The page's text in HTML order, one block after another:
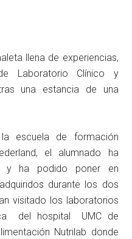
llena de experiencias,
Laboratorio Clínico y
una estancia de una
escuela de formación
el alumnado ha
y ha podido poner en
durante los dos
visitado los laboratorios
del hospital UMC de
Nutrilab donde